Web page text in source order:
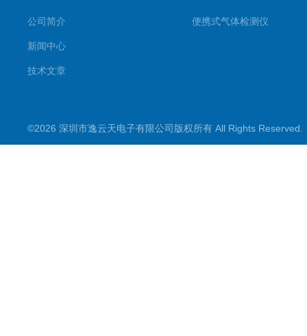
公司简介
新闻中心
技术文章
便携式气体检测仪
©2026 深圳市逸云天电子有限公司版权所有 All Rights